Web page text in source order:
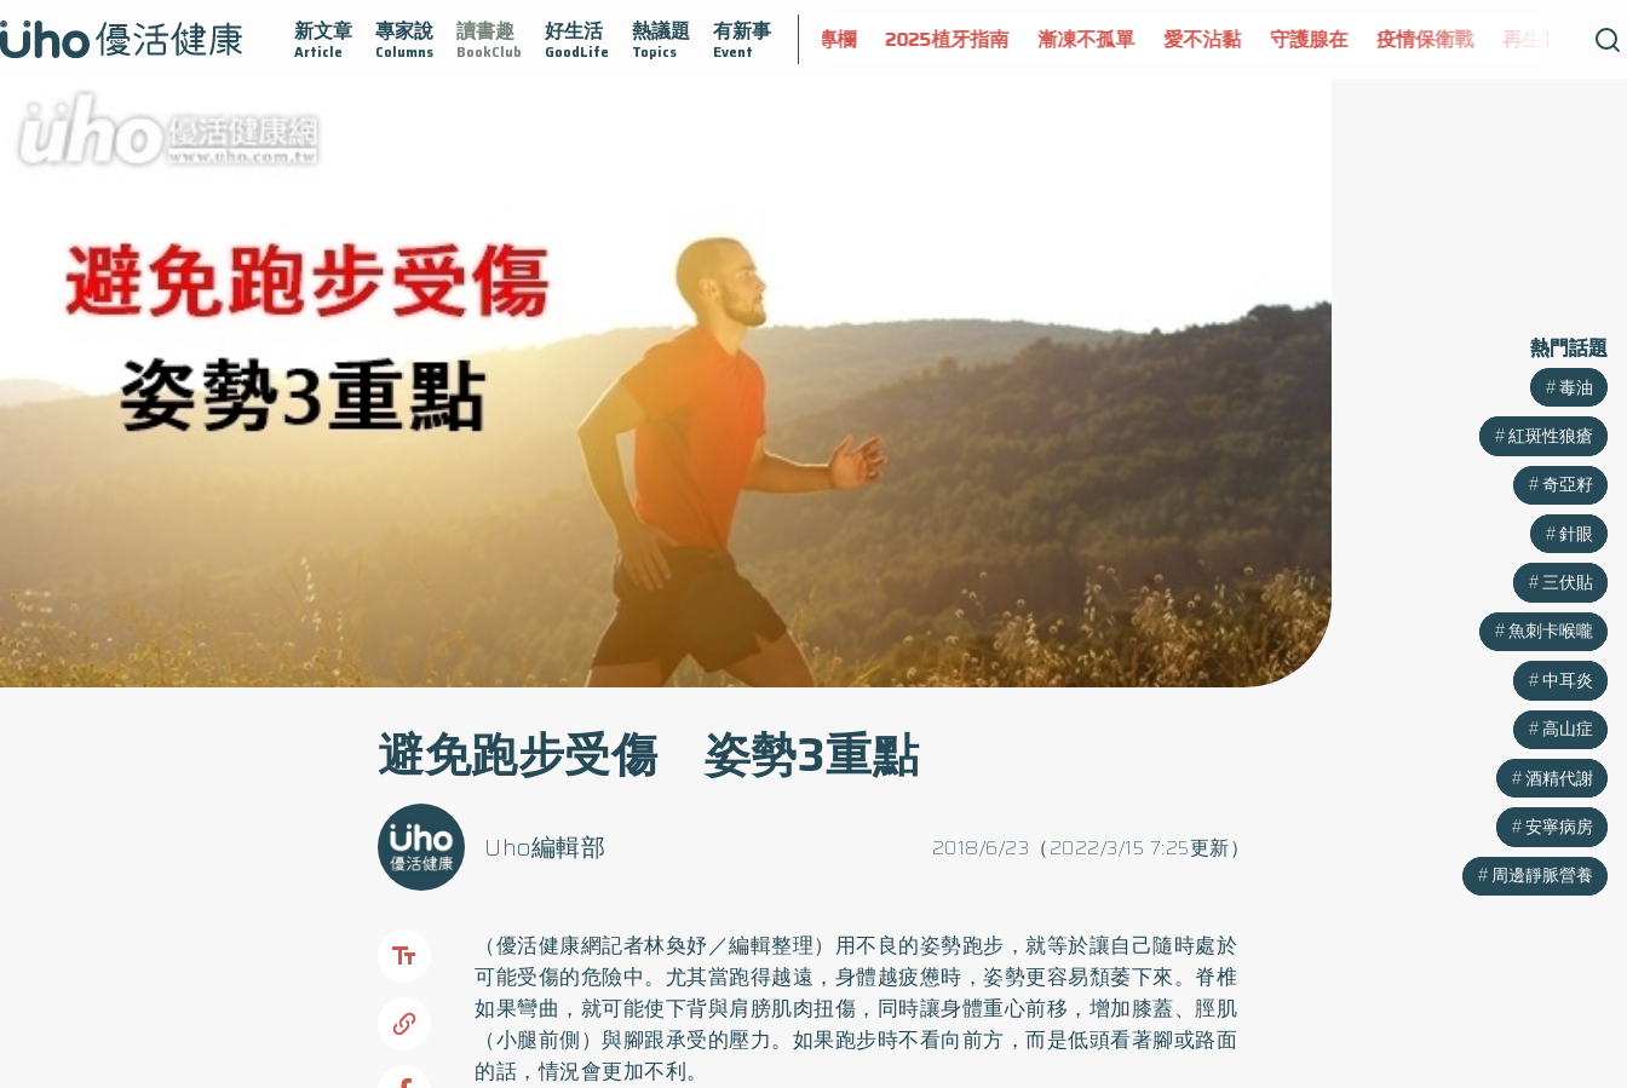
新文章
Article
專家說
Columns
讀書趣
BookClub
好生活
GoodLife
熱議題
Topics
有新事
Event
疫情保衛戰 再生醫學 愛的未來視 認識攝護腺肥大 守護骨骼健康 達文西手術專欄 2025植牙指南 漸凍不孤單 愛不沾黏 守護腺在 疫情保衛戰 再生醫學 愛的
避免跑步受傷 姿勢3重點
2018/6/23（2022/3/15 7:25更新）
Uho編輯部
（優活健康網記者林奐妤／編輯整理）用不良的姿勢跑步，就等於讓自己隨時處於
可能受傷的危險中。尤其當跑得越遠，身體越疲憊時，姿勢更容易頹萎下來。脊椎
如果彎曲，就可能使下背與肩膀肌肉扭傷，同時讓身體重心前移，增加膝蓋、脛肌
（小腿前側）與腳跟承受的壓力。如果跑步時不看向前方，而是低頭看著腳或路面
的話，情況會更加不利。
熱門話題
毒油
紅斑性狼瘡
奇亞籽
針眼
三伏貼
魚刺卡喉嚨
中耳炎
高山症
酒精代謝
安寧病房
周邊靜脈營養
熱門話題
毒油
紅斑性狼瘡
奇亞籽
針眼
三伏貼
魚刺卡喉嚨
中耳炎
高山症
酒精代謝
安寧病房
周邊靜脈營養